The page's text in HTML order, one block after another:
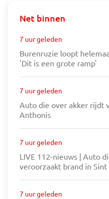
Net binnen
7 uur geleden
Burenruzie loopt
'Dit is een grote ramp'
7 uur geleden
Auto die over akker rijdt
Anthonis
7 uur geleden
LIVE 112-nieuws | Auto
veroorzaakt brand in
7 uur geleden